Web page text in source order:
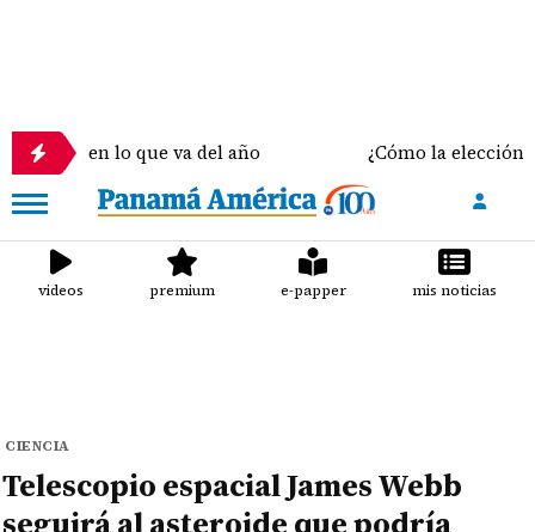
lo que va del año ¿Cómo la elección del
videos premium e-papper mis noticias
CIENCIA
Telescopio espacial James Webb